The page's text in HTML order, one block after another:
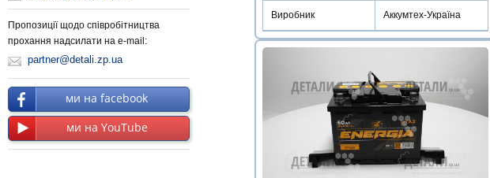
Виробник Аккумтех-Україна
Пропозиції щодо співробітництва
прохання надсилати на e-mail:
partner@detali.zp.ua
ми на facebook
ми на YouTube